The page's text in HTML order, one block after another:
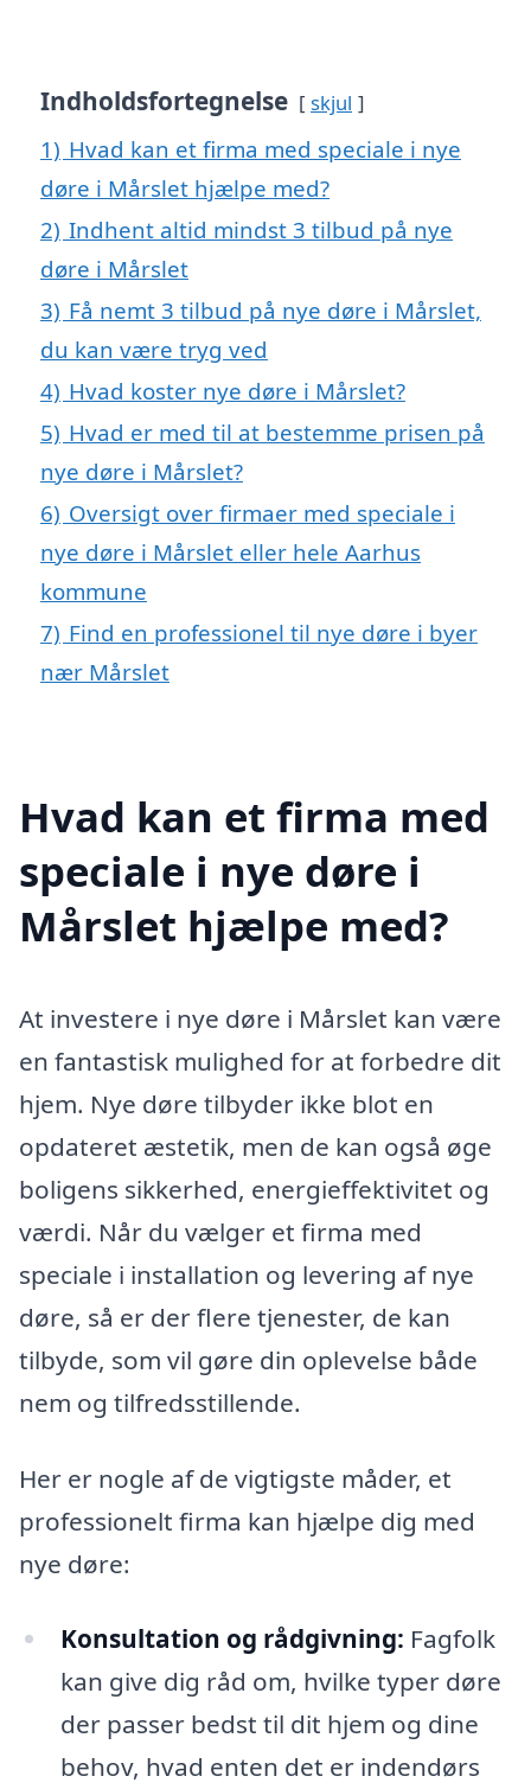
Indholdsfortegnelse skjul
1) Hvad kan et firma med speciale i nye
døre i Mårslet hjælpe med?
2) Indhent altid mindst 3 tilbud på nye
døre i Mårslet
3) Få nemt 3 tilbud på nye døre i Mårslet,
du kan være tryg ved
4) Hvad koster nye døre i Mårslet?
5) Hvad er med til at bestemme prisen på
nye døre i Mårslet?
6) Oversigt over firmaer med speciale i
nye døre i Mårslet eller hele Aarhus
kommune
7) Find en professionel til nye døre i byer
nær Mårslet
Hvad kan et firma med
speciale i nye døre i
Mårslet hjælpe med?
At investere i nye døre i Mårslet kan være
en fantastisk mulighed for at forbedre dit
hjem. Nye døre tilbyder ikke blot en
opdateret æstetik, men de kan også øge
boligens sikkerhed, energieffektivitet og
værdi. Når du vælger et firma med
speciale i installation og levering af nye
døre, så er der flere tjenester, de kan
tilbyde, som vil gøre din oplevelse både
nem og tilfredsstillende.
Her er nogle af de vigtigste måder, et
professionelt firma kan hjælpe dig med
nye døre:
Konsultation og rådgivning: Fagfolk
kan give dig råd om, hvilke typer døre
der passer bedst til dit hjem og dine
behov, hvad enten det er indendørs